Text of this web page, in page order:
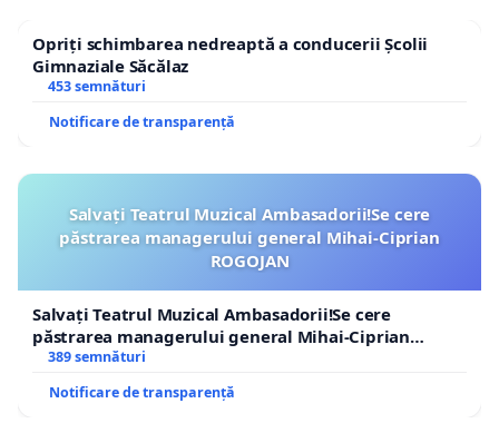
Opriți schimbarea nedreaptă a conducerii Școlii
Gimnaziale Săcălaz
453 semnături
Notificare de transparență
Salvați Teatrul Muzical Ambasadorii!Se cere
păstrarea managerului general Mihai-Ciprian
ROGOJAN
Salvați Teatrul Muzical Ambasadorii!Se cere
păstrarea managerului general Mihai-Ciprian
ROGOJAN
389 semnături
Notificare de transparență